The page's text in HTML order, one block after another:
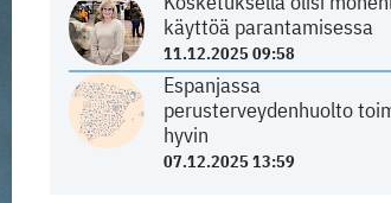
käyttöä parantamisessa
11.12.2025 09:58
Espanjassa
perusterveydenhuolto
hyvin
07.12.2025 13:59